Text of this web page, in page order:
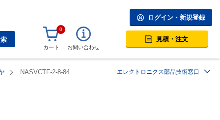
ログイン・新規登録
0
カート お問い合わせ
見積・注文
NASVCTF-2-8-84 エレクトロニクス部品技術窓口